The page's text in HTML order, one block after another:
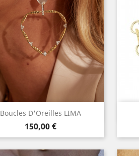
Boucles D'Oreilles LIMA
Prix
150,00 €
Aperçu rapide